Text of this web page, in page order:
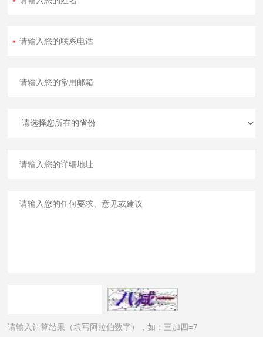
请输入计算结果（填写阿拉伯数字），如：三加四=7